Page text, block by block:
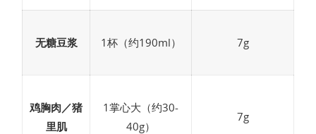
无糖豆浆 1杯（约190ml） 7g
鸡胸肉／猪
里肌
1掌心大（约30-
40g）
7g